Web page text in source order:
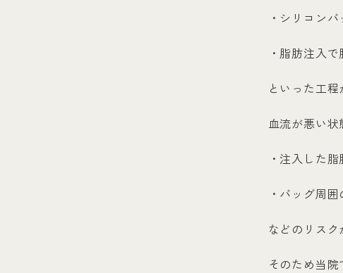
・シリコン
・脂肪注入
といった工程
血流が悪い状
・注入した
・バッグ周
などのリスク
そのため当